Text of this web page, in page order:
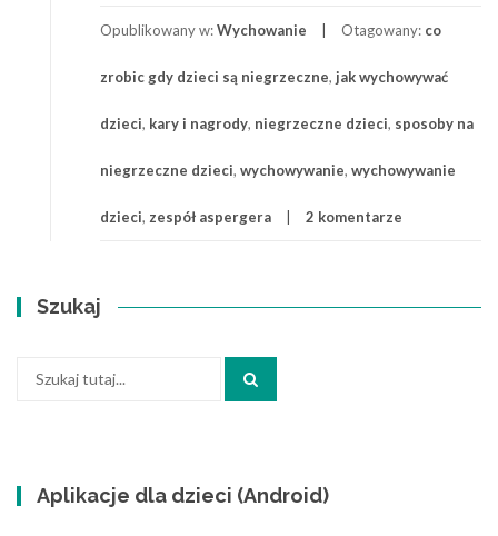
Opublikowany w:Wychowanie Otagowany: co
zrobic gdy dzieci są niegrzeczne, jak wychowywać
dzieci, kary i nagrody, niegrzeczne dzieci, sposoby na
niegrzeczne dzieci, wychowywanie, wychowywanie
dzieci, zespół aspergera 2 komentarze
Szukaj
Aplikacje dla dzieci (Android)